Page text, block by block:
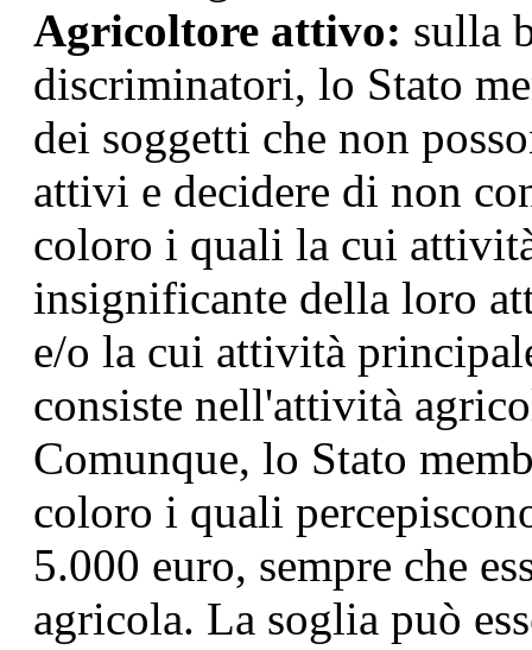
Agricoltore attivo: sulla
discriminatori, lo Stato
dei soggetti che non
attivi e decidere di non
coloro i quali la cui
insignificante della loro
e/o la cui attività
consiste nell'attività
Comunque, lo Stato
coloro i quali
5.000 euro, sempre che
agricola. La soglia può